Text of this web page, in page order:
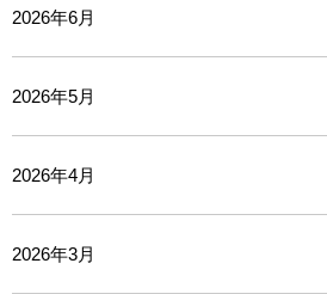
2026年6月
2026年5月
2026年4月
2026年3月